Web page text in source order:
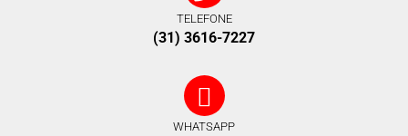
TELEFONE
(31) 3616-7227
WHATSAPP